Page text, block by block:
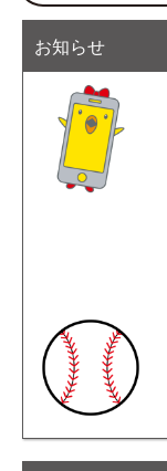
お知らせ